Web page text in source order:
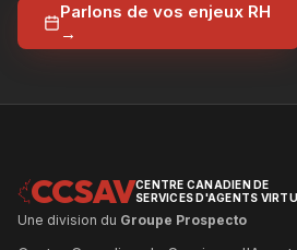
Parlons de vos enjeux RH
→
CCSAVCENTRE CANADIEN DE
SERVICES D'AGENTS
Une division du Groupe Prospecto